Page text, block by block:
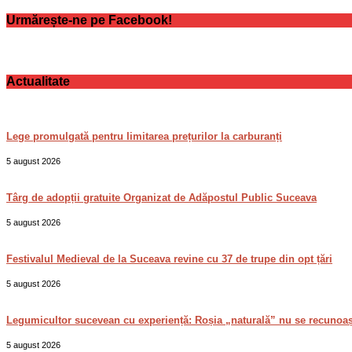
Urmărește-ne pe Facebook!
Actualitate
Lege promulgată pentru limitarea prețurilor la carburanți
5 august 2026
Târg de adopții gratuite Organizat de Adăpostul Public Suceava
5 august 2026
Festivalul Medieval de la Suceava revine cu 37 de trupe din opt țări
5 august 2026
Legumicultor sucevean cu experiență: Roșia „naturală” nu se
5 august 2026